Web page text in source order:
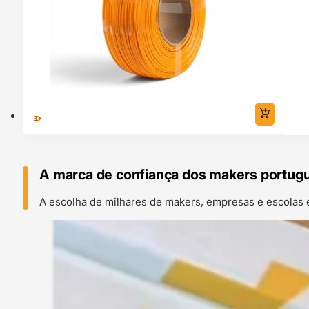
A marca de confiança dos makers
A escolha de milhares de makers, empresas e escolas